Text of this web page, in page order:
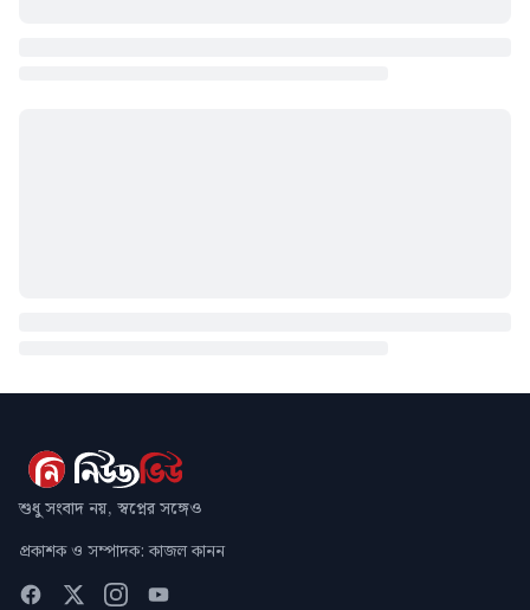
শুধু সংবাদ নয়, স্বপ্নের সঙ্গেও
প্রকাশক ও সম্পাদক: কাজল কানন